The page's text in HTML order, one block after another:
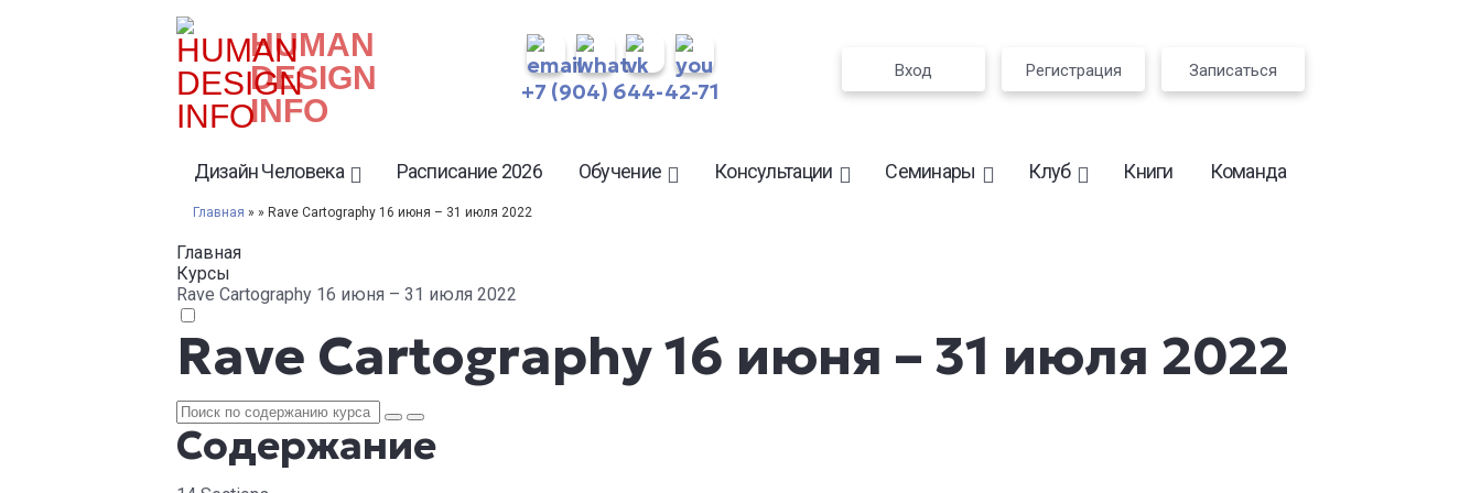
HUMAN
DESIGN
INFO
+7 (904) 644-42-71
Вход Регистрация Записаться
Дизайн Человека Расписание 2026 Обучение Консультации Семинары Клуб Книги Команда
Главная » » Rave Cartography 16 июня – 31 июля 2022
Главная
Курсы
Rave Cartography 16 июня – 31 июля 2022
Rave Cartography 16 июня – 31 июля 2022
Содержание